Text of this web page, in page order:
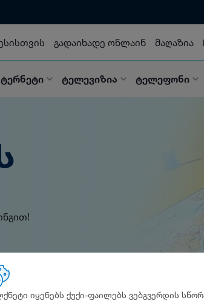
გადაიხადე ონლაინ მაღაზია
ტელევიზია ტელეფონი
იყენებს ქუქი-ფაილებს ვებგვერდის